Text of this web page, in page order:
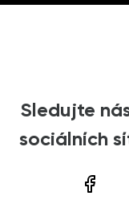
Sledujte
sociálních